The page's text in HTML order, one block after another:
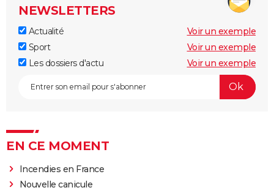
NEWSLETTERS
Actualité
Voir un exemple
Sport
Voir un exemple
Les dossiers d'actu
Voir un exemple
EN CE MOMENT
Incendies en France
Nouvelle canicule